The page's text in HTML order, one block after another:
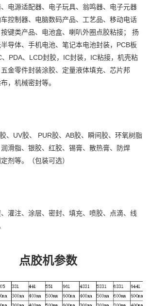
电源适配器、电子玩具、翁鸣器、电子元器
控制器、电脑数码产品、工艺品、移动电话
键类产品、电池盒、喇叭外圈点胶粘接； 扬
导体、手机电池、笔记本电池封装，PCB板
PDA、LCD封胶，IC封装，IC粘接，机壳粘
金零件封装涂胶、定量液体填充、芯片邦
，机械密封等。
、UV胶、 PUR胶、AB胶、瞬间胶、环氧树脂
滑脂、银胶、红胶、锡膏、散热膏、防焊
剂等。（包装可选）
灌注、涂层、密封、填充、喷胶、点滴、线
点胶机参数